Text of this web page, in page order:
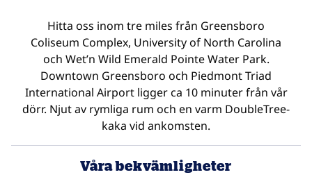
Hitta oss inom tre miles från Greensboro
Coliseum Complex, University of North Carolina
och Wet’n Wild Emerald Pointe Water Park.
Downtown Greensboro och Piedmont Triad
International Airport ligger ca 10 minuter från vår
dörr. Njut av rymliga rum och en varm DoubleTree-
kaka vid ankomsten.
Våra bekvämligheter